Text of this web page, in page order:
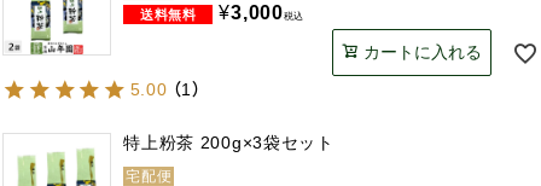
¥3,000税込
カートに入れる
5.00 （1 ）
特上粉茶 200g×3袋セット
宅配便